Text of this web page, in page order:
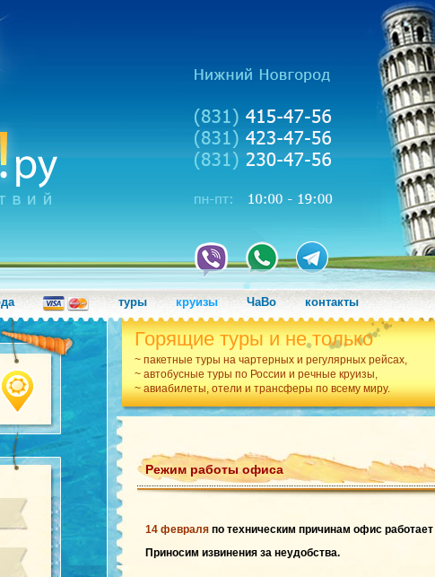
туры круизы ЧаВо контакты
Горящие туры и не только
~ пакетные туры на чартерных и регулярных рейсах,
~ автобусные туры по России и речные круизы,
~ авиабилеты, отели и трансферы по всему миру.
Режим работы офиса
14 февраля по техническим причинам офис работает
Приносим извинения за неудобства.